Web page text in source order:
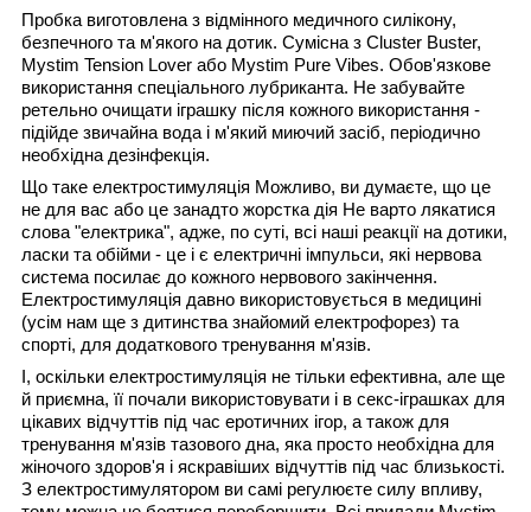
Пробка виготовлена з відмінного медичного силікону,
безпечного та м'якого на дотик. Сумісна з Cluster Buster,
Mystim Tension Lover або Mystim Pure Vibes. Обов'язкове
використання спеціального лубриканта. Не забувайте
ретельно очищати іграшку після кожного використання -
підійде звичайна вода і м'який миючий засіб, періодично
необхідна дезінфекція.
Що таке електростимуляція Можливо, ви думаєте, що це
не для вас або це занадто жорстка дія Не варто лякатися
слова "електрика", адже, по суті, всі наші реакції на дотики,
ласки та обійми - це і є електричні імпульси, які нервова
система посилає до кожного нервового закінчення.
Електростимуляція давно використовується в медицині
(усім нам ще з дитинства знайомий електрофорез) та
спорті, для додаткового тренування м'язів.
І, оскільки електростимуляція не тільки ефективна, але ще
й приємна, її почали використовувати і в секс-іграшках для
цікавих відчуттів під час еротичних ігор, а також для
тренування м'язів тазового дна, яка просто необхідна для
жіночого здоров'я і яскравіших відчуттів під час близькості.
З електростимулятором ви самі регулюєте силу впливу,